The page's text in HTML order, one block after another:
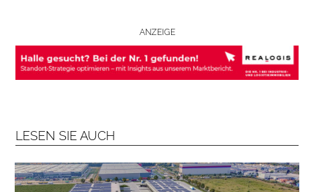
E
N
D
M
ANZEIGE
LESEN SIE AUCH